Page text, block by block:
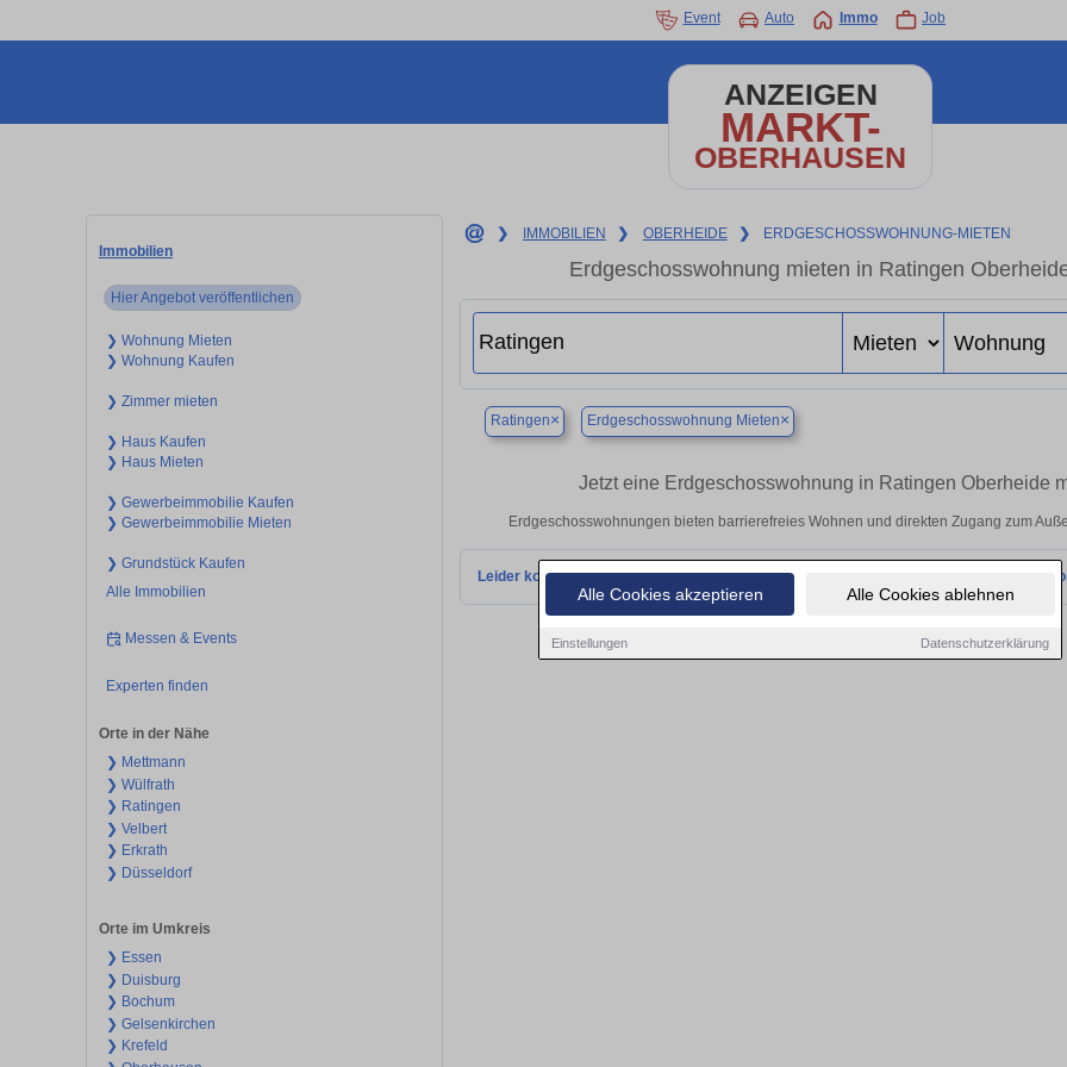
Alle Cookies akzeptieren Alle Cookies ablehnen
Einstellungen Datenschutzerklärung
Event Auto Immo Job
ANZEIGEN
MARKT-
OBERHAUSEN
Immobilien
Hier Angebot veröffentlichen
❯ Wohnung Mieten
❯ Wohnung Kaufen
❯ Zimmer mieten
❯ Haus Kaufen
❯ Haus Mieten
❯ Gewerbeimmobilie Kaufen
❯ Gewerbeimmobilie Mieten
❯ Grundstück Kaufen
Alle Immobilien
Messen & Events
Experten finden
Orte in der Nähe
❯ Mettmann
❯ Wülfrath
❯ Ratingen
❯ Velbert
❯ Erkrath
❯ Düsseldorf
Orte im Umkreis
❯ Essen
❯ Duisburg
❯ Bochum
❯ Gelsenkirchen
❯ Krefeld
❯ IMMOBILIEN ❯ OBERHEIDE ❯ ERDGESCHOSSWOHNUNG-MIETEN
Erdgeschosswohnung mieten in Ratingen
Ratingen× Erdgeschosswohnung Mieten×
Jetzt eine Erdgeschosswohnung in Ratingen Oberheide
Erdgeschosswohnungen bieten barrierefreies Wohnen und direkten Zugang zum
Leider konnten wir derzeit keine passenden Objekte finden. Schauen Sie bald wieder